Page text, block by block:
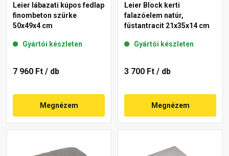
Leier lábazati kúpos fedlap
finombeton szürke
50x49x4 cm
Gyártói készleten
7 960 Ft / db
Megnézem
Leier Block kerti
falazóelem natúr,
füstantracit 21x35x14 cm
Gyártói készleten
3 700 Ft / db
Megnézem